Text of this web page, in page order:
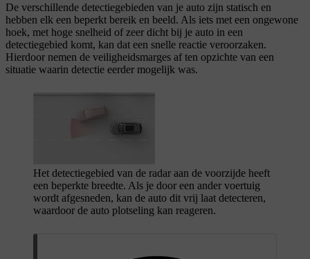
De verschillende detectiegebieden van je auto zijn statisch en
hebben elk een beperkt bereik en beeld. Als iets met een ongewone
hoek, met hoge snelheid of zeer dicht bij je auto in een
detectiegebied komt, kan dat een snelle reactie veroorzaken.
Hierdoor nemen de veiligheidsmarges af ten opzichte van een
situatie waarin detectie eerder mogelijk was.
Het detectiegebied van de radar aan de voorzijde heeft
een beperkte breedte. Als je door een ander voertuig
wordt afgesneden, kan de auto dit vrij laat detecteren,
waardoor de auto plotseling kan reageren.